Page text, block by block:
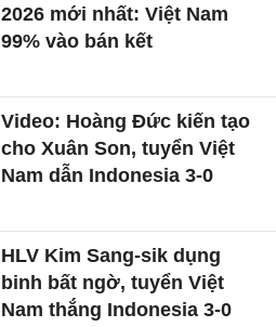
2026 mới nhất: Việt Nam
99% vào bán kết
Video: Hoàng Đức kiến tạo
cho Xuân Son, tuyển Việt
Nam dẫn Indonesia 3-0
HLV Kim Sang-sik dụng
binh bất ngờ, tuyển Việt
Nam thắng Indonesia 3-0